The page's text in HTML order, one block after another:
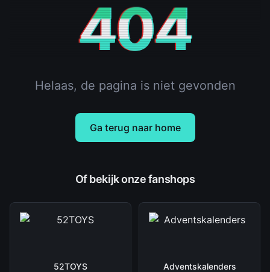
404
Helaas, de pagina is niet gevonden
Ga terug naar home
Of bekijk onze fanshops
52TOYS Adventskalenders